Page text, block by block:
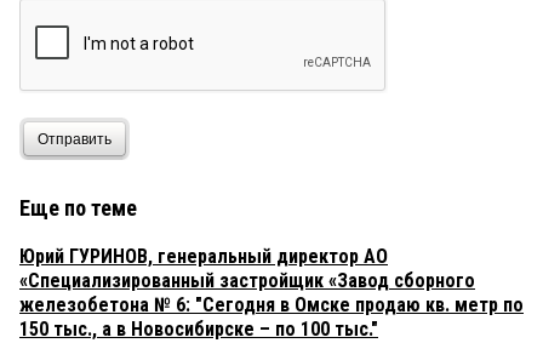
Отправить
Еще по теме
Юрий ГУРИНОВ, генеральный директор АО
«Специализированный застройщик «Завод сборного
железобетона № 6: "Сегодня в Омске продаю кв. метр по
150 тыс., а в Новосибирске – по 100 тыс."